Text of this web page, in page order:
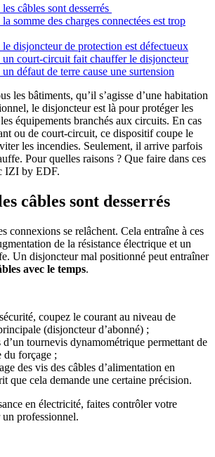
câbles sont desserrés
somme des charges connectées est trop
disjoncteur de protection est défectueux
un court-circuit fait chauffer le disjoncteur
défaut de terre cause une surtension
les bâtiments, qu’il s’agisse d’une habitation
le disjoncteur est là pour protéger les
équipements branchés aux circuits. En cas
ou de court-circuit, ce dispositif coupe le
les incendies. Seulement, il arrive parfois
Pour quelles raisons ? Que faire dans ces
IZI by EDF.
câbles sont desserrés
connexions se relâchent. Cela entraîne à ces
de la résistance électrique et un
Un disjoncteur mal positionné peut entraîner
avec le temps.
coupez le courant au niveau de
(disjoncteur d’abonné) ;
tournevis dynamométrique permettant de
du forçage ;
des vis des câbles d’alimentation en
que cela demande une certaine précision.
en électricité, faites contrôler votre
professionnel.